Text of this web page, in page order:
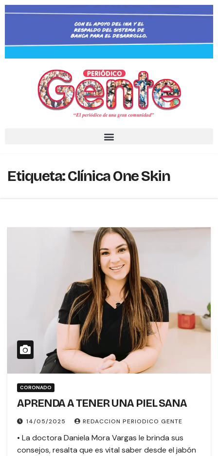
Etiqueta:Clínica One Skin
CORONADO
APRENDA A TENER UNA PIEL SANA
14/05/2025 REDACCION PERIODICO GENTE
• La doctora Daniela Mora Vargas le brinda sus
consejos, resalta que es vital saber desde el jabón